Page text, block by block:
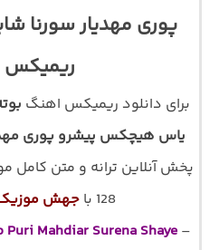
پوری مهدیار سورنا
ریمیکس
برای دانلود ریمیکس اهنگ
یاس هیچکس پیشرو پوری
128 با
جهش
Puri Mahdiar Surena Shaye–